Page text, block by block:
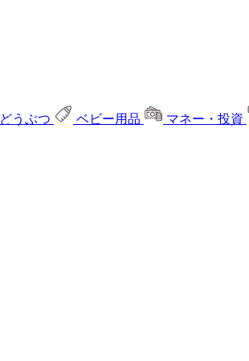
どうぶつ ベビー用品 マネー・投資